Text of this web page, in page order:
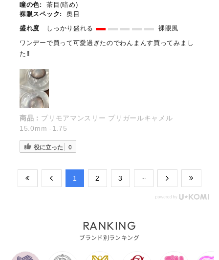
瞳の色:
茶目(暗め)
裸眼スペック:
奥目
盛れ度
しっかり盛れる
裸眼風
ワンデーで買って可愛過ぎたのでわんまんす買ってみまし
た‼︎
商品： プリモアマンスリー プリガールキャメル
15.0mm -1.75
役に立った 0
​1 ​2 ​3
RANKING
ブランド別ランキング